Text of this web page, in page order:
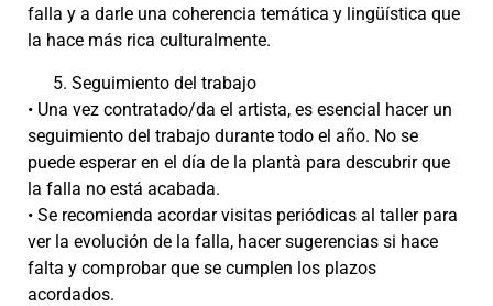
falla y a darle una coherencia temática y lingüística que
la hace más rica culturalmente.
Seguimiento del trabajo
• Una vez contratado/da el artista, es esencial hacer un
seguimiento del trabajo durante todo el año. No se
puede esperar en el día de la plantà para descubrir que
la falla no está acabada.
• Se recomienda acordar visitas periódicas al taller para
ver la evolución de la falla, hacer sugerencias si hace
falta y comprobar que se cumplen los plazos
acordados.